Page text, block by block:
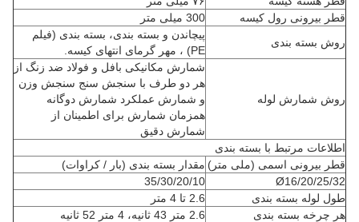
قطر بیرونی رول کیسه
300 میلی متر
روش بسته بندی
پیچاندن و بسته بندی، بسته بندی (فیلم
PE) ، مهر گرمای انتهای کیسه.
روش شمارش لوله
شمارش مکانیکی بافل و فولاد ضد زنگ از
هر دو طرف با سنجش سنج سنجش وزن
و شمارش عملکرد شمارش دوگانه
همزمان شمارش برای اطمینان از
شمارش دقیق
اطلاعات مرتبط با بسته بندی
قطر بیرونی اسمی (ملی متر) مقدار بسته بندی (بار / کراوات)
Ø16/20/25/32
35/30/20/10
طول لوله بسته بندی
2.6 تا 4 متر
هر چرخه بسته بندی
2.6 متر 43 ثانیه، 4 متر 52 ثانیه